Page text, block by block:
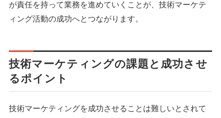
が責任を持って業務を進めていくことが、技術マーケテ
ィング活動の成功へとつながります。
技術マーケティングの課題と成功させ
るポイント
技術マーケティングを成功させることは難しいとされて